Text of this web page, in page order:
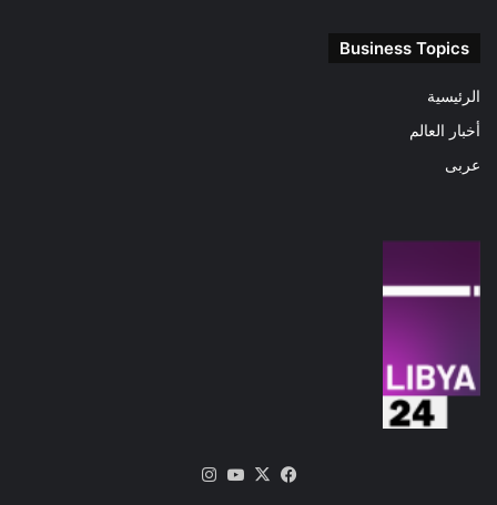
Business Topics
الرئيسية
أخبار العالم
عربى
فيسبوك
‫X
‫YouTube